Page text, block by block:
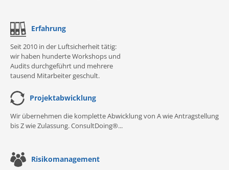
Erfahrung
Seit 2010 in der Luftsicherheit tätig:
wir haben hunderte Workshops und
Audits durchgeführt und mehrere
tausend Mitarbeiter geschult.
Projektabwicklung
Wir übernehmen die komplette Abwicklung von A wie Antragstellung
bis Z wie Zulassung. ConsultDoing®...
Risikomanagement